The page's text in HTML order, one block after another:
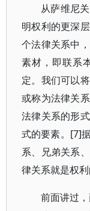
从萨维尼
明权利的更深
个法律关系中
素材，即联系
定。我们可以
或称为法律关
法律关系的形
式的要素。[7]
系、兄弟关系
律关系就是权利
前面讲过